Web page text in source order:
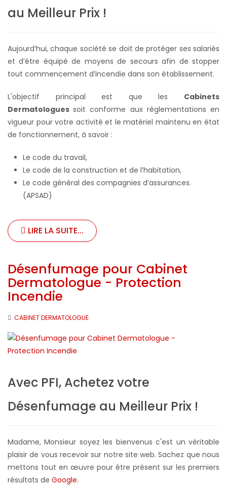
au Meilleur Prix !
Aujourd’hui, chaque société se doit de protéger ses salariés
et d’être équipé de moyens de secours afin de stopper
tout commencement d’incendie dans son établissement.
L'objectif principal est que les Cabinets
Dermatologuessoit conforme aux réglementations en
vigueur pour votre activité et le matériel maintenu en état
de fonctionnement, à savoir :
Le code du travail,
Le code de la construction et de l’habitation,
Le code général des compagnies d’assurances.
(APSAD)
LIRE LA SUITE...
Désenfumage pour Cabinet
Dermatologue - Protection
Incendie
CABINET DERMATOLOGUE
Avec PFI, Achetez votre
Désenfumage au Meilleur Prix !
Madame, Monsieur soyez les bienvenus c'est un véritable
plaisir de vous recevoir sur notre site web. Sachez que nous
mettons tout en œuvre pour être présent sur les premiers
résultats de Google.